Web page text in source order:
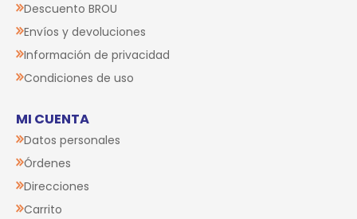
Descuento BROU
Envíos y devoluciones
Información de privacidad
Condiciones de uso
MI CUENTA
Datos personales
Órdenes
Direcciones
Carrito